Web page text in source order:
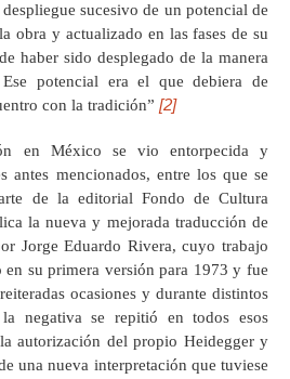
sucesivo de un potencial de
obra y actualizado en las fases de su
haber sido desplegado de la manera
potencial era el que debiera de
con la tradición” [2]
en México se vio entorpecida y
antes mencionados, entre los que se
de la editorial Fondo de Cultura
la nueva y mejorada traducción de
Jorge Eduardo Rivera, cuyo trabajo
su primera versión para 1973 y fue
ocasiones y durante distintos
negativa se repitió en todos esos
autorización del propio Heidegger y
una nueva interpretación que tuviese